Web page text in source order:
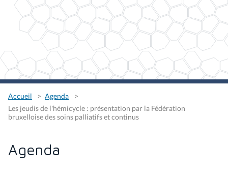
Accueil
Agenda
Les jeudis de l'hémicycle : présentation par la Fédération
bruxelloise des soins palliatifs et continus
Agenda